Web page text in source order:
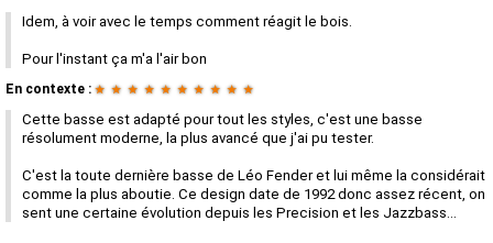
Idem, à voir avec le temps comment réagit le bois.
Pour l'instant ça m'a l'air bon
En contexte : ★ ★ ★ ★ ★ ★ ★ ★ ★ ★
Cette basse est adapté pour tout les styles, c'est une basse
résolument moderne, la plus avancé que j'ai pu tester.
C'est la toute dernière basse de Léo Fender et lui même la considérait
comme la plus aboutie. Ce design date de 1992 donc assez récent, on
sent une certaine évolution depuis les Precision et les Jazzbass...